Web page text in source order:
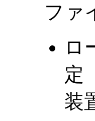
ファ
ロ
定
装